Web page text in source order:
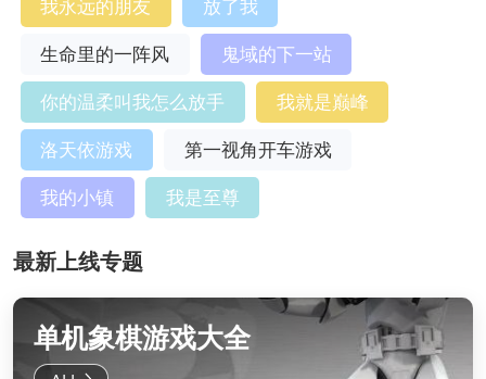
我永远的朋友
放了我
生命里的一阵风
鬼域的下一站
你的温柔叫我怎么放手
我就是巅峰
洛天依游戏
第一视角开车游戏
我的小镇
我是至尊
最新上线专题
单机象棋游戏大全